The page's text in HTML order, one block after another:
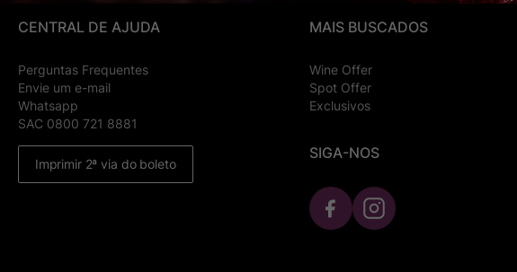
CENTRAL DE AJUDA
Perguntas Frequentes
Envie um e-mail
Whatsapp
SAC 0800 721 8881
Imprimir 2ª via do boleto
MAIS BUSCADOS
Wine Offer
Spot Offer
Exclusivos
SIGA-NOS